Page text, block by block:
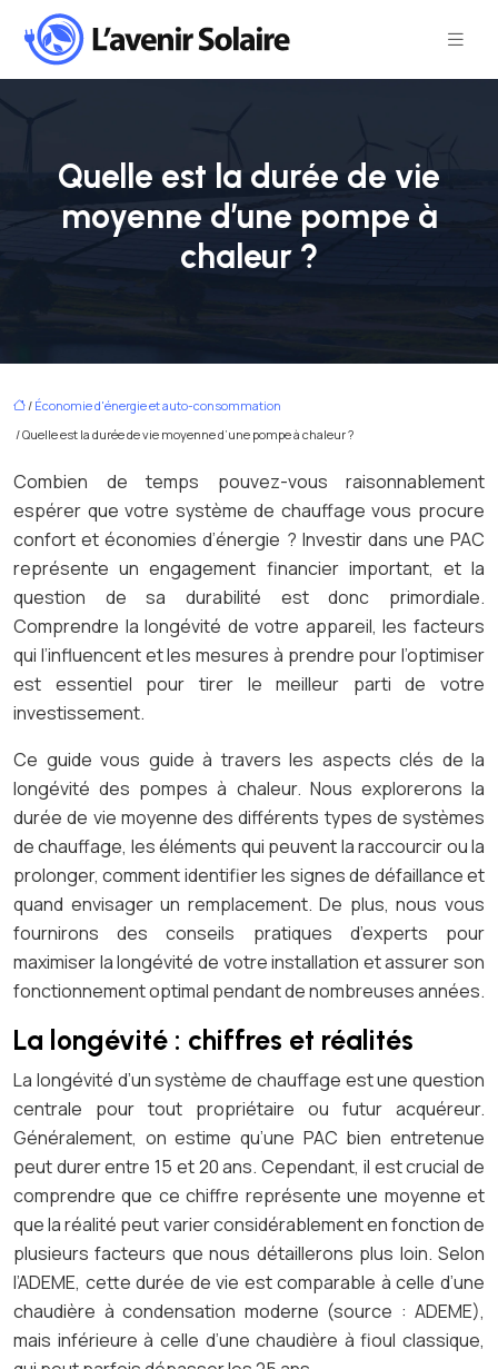
Quelle est la durée de vie
moyenne d’une pompe à
chaleur ?
/ Économie d'énergie et auto-consommation
/ Quelle est la durée de vie moyenne d’une pompe à chaleur ?
Combien de temps pouvez-vous raisonnablement
espérer que votre système de chauffage vous procure
confort et économies d’énergie ? Investir dans une PAC
représente un engagement financier important, et la
question de sa durabilité est donc primordiale.
Comprendre la longévité de votre appareil, les facteurs
qui l’influencent et les mesures à prendre pour l’optimiser
est essentiel pour tirer le meilleur parti de votre
investissement.
Ce guide vous guide à travers les aspects clés de la
longévité des pompes à chaleur. Nous explorerons la
durée de vie moyenne des différents types de systèmes
de chauffage, les éléments qui peuvent la raccourcir ou la
prolonger, comment identifier les signes de défaillance et
quand envisager un remplacement. De plus, nous vous
fournirons des conseils pratiques d’experts pour
maximiser la longévité de votre installation et assurer son
fonctionnement optimal pendant de nombreuses années.
La longévité : chiffres et réalités
La longévité d’un système de chauffage est une question
centrale pour tout propriétaire ou futur acquéreur.
Généralement, on estime qu’une PAC bien entretenue
peut durer entre 15 et 20 ans. Cependant, il est crucial de
comprendre que ce chiffre représente une moyenne et
que la réalité peut varier considérablement en fonction de
plusieurs facteurs que nous détaillerons plus loin. Selon
l’ADEME, cette durée de vie est comparable à celle d’une
chaudière à condensation moderne (source : ADEME),
mais inférieure à celle d’une chaudière à fioul classique,